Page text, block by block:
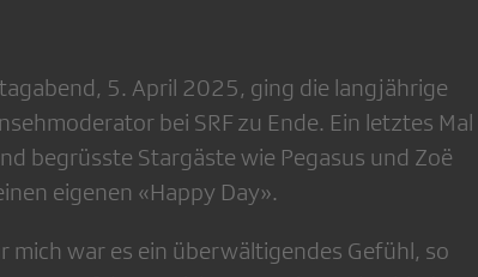
5. April 2025, ging die langjährige
bei SRF zu Ende. Ein letztes Mal
begrüsste Stargäste wie Pegasus und Zoë
eigenen «Happy Day».
mich war es ein überwältigendes Gefühl, so